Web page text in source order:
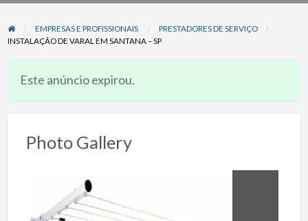
problema
EMPRESAS E PROFISSIONAIS
PRESTADORES DE SERVIÇO
INSTALAÇÃO DE VARAL EM SANTANA – SP
Este anúncio expirou.
Photo Gallery